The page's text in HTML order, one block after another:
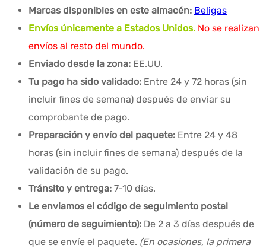
Marcas disponibles en este almacén: Beligas
Envíos únicamente a Estados Unidos. No se realizan
envíos al resto del mundo.
Enviado desde la zona: EE.UU.
Tu pago ha sido validado: Entre 24 y 72 horas (sin
incluir fines de semana) después de enviar su
comprobante de pago.
Preparación y envío del paquete: Entre 24 y 48
horas (sin incluir fines de semana) después de la
validación de su pago.
Tránsito y entrega: 7-10 días.
Le enviamos el código de seguimiento postal
(número de seguimiento): De 2 a 3 días después de
que se envíe el paquete. (En ocasiones, la primera